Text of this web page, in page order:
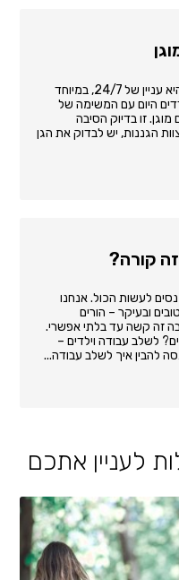
כל מי שיש לו ילדים יודע שהדאגה להם היא עניין של 24/7, במיוחד
היום עם המשימה של
זו בדיוק הסיבה
הגננות, יש לבדוק את הגן
קורה?
לעשות הכול. אנחנו
ובעיקר – הורים
זה קשה עד בלתי אפשרי.
לשלב עבודה וילדים –
להבין איך לשלב עבודה...
לעניין אתכם